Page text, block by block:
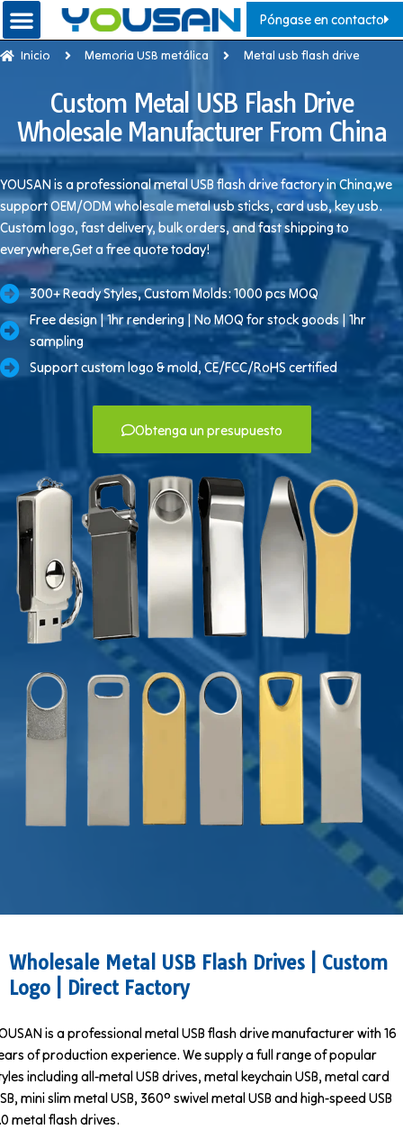
Póngase en contacto
Inicio Memoria USB metálica Metal usb flash drive
Custom Metal USB Flash Drive
Wholesale Manufacturer From China
YOUSAN is a professional metal USB flash drive factory in China,we
support OEM/ODM wholesale metal usb sticks, card usb, key usb.
Custom logo, fast delivery, bulk orders, and fast shipping to
everywhere,Get a free quote today!
300+ Ready Styles, Custom Molds: 1000 pcs MOQ
Free design | 1hr rendering | No MOQ for stock goods | 1hr
sampling
Support custom logo & mold, CE/FCC/RoHS certified
Obtenga un presupuesto
Wholesale Metal USB Flash Drives | Custom
Logo | Direct Factory
is a professional metal USB flash drive manufacturer with 16
of production experience. We supply a full range of popular
including all-metal USB drives, metal keychain USB, metal card
mini slim metal USB, 360° swivel metal USB and high-speed USB
metal flash drives.